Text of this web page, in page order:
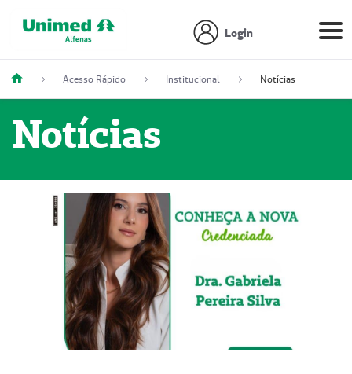
Login
Acesso Rápido Institucional Notícias
Notícias